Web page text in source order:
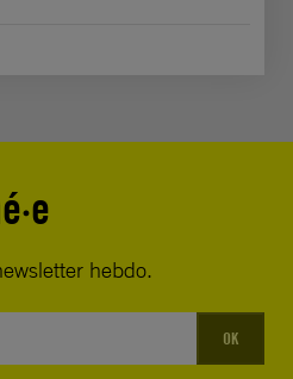
hebdo.
OK